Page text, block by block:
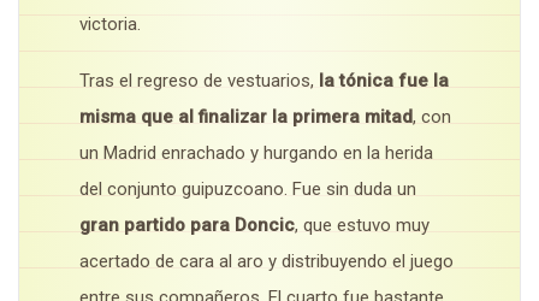
victoria.
Tras el regreso de vestuarios, la tónica fue la
misma que al finalizar la primera mitad, con
un Madrid enrachado y hurgando en la herida
del conjunto guipuzcoano. Fue sin duda un
gran partido para Doncic, que estuvo muy
acertado de cara al aro y distribuyendo el juego